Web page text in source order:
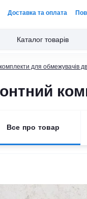
Доставка та оплата
Каталог товарів
для обмежувачів
Все про товар